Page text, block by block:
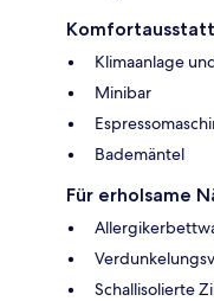
Klimaanlage
Minibar
Bademäntel
Für erholsame
Schallisolierte